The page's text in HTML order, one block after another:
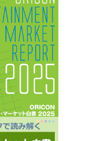
ではの「エンタメ」に特化音楽ア
・ライブ・ゲーム…など、エンタ
キング”のブランドをコンシュー
グ化し、メディア展開・ビジネ
に蓄積■様々なクライアント